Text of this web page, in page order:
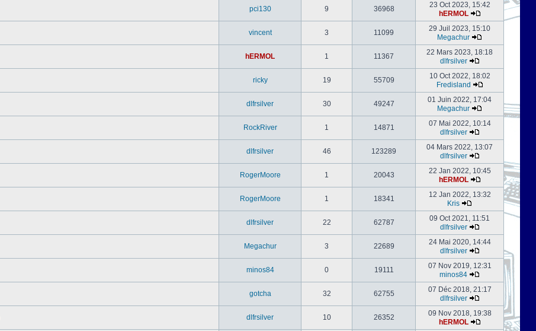
pci130 9 36968
23 Oct 2023, 15:42
hERMOL
vincent 3 11099
29 Juil 2023, 15:10
Megachur
hERMOL 1 11367
22 Mars 2023, 18:18
dlfrsilver
ricky 19 55709
10 Oct 2022, 18:02
Fredisland
dlfrsilver 30 49247
01 Juin 2022, 17:04
Megachur
RockRiver 1 14871
07 Mai 2022, 10:14
dlfrsilver
dlfrsilver 46 123289
04 Mars 2022, 13:07
dlfrsilver
RogerMoore 1 20043
22 Jan 2022, 10:45
hERMOL
RogerMoore 1 18341
12 Jan 2022, 13:32
Kris
dlfrsilver 22 62787
09 Oct 2021, 11:51
dlfrsilver
Megachur 3 22689
24 Mai 2020, 14:44
dlfrsilver
minos84 0 19111
07 Nov 2019, 12:31
minos84
gotcha 32 62755
07 Déc 2018, 21:17
dlfrsilver
dlfrsilver 10 26352
09 Nov 2018, 19:38
hERMOL